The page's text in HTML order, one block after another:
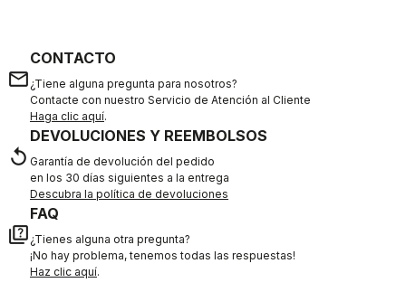
email
CONTACTO
¿Tiene alguna pregunta para nosotros?
Contacte con nuestro Servicio de Atención al Cliente
Haga clic aquí.
replay
DEVOLUCIONES Y REEMBOLSOS
Garantía de devolución del pedido
en los 30 días siguientes a la entrega
Descubra la política de devoluciones
quiz
FAQ
¿Tienes alguna otra pregunta?
¡No hay problema, tenemos todas las respuestas!
Haz clic aquí.